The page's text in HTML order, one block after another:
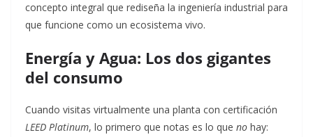
concepto integral que rediseña la ingeniería industrial para
que funcione como un ecosistema vivo.
Energía y Agua: Los dos gigantes
del consumo
Cuando visitas virtualmente una planta con certificación
LEED Platinum, lo primero que notas es lo que no hay: